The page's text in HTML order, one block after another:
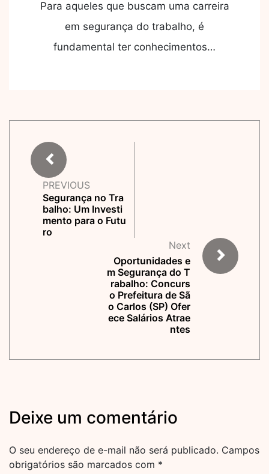
Para aqueles que buscam uma carreira
em segurança do trabalho, é
fundamental ter conhecimentos…
PREVIOUS
Segurança no Tra
balho: Um Investi
mento para o Futu
ro
Next
Oportunidades e
m Segurança do T
rabalho: Concurs
o Prefeitura de Sã
o Carlos (SP) Ofer
ece Salários Atrae
ntes
Deixe um comentário
O seu endereço de e-mail não será publicado. Campos
obrigatórios são marcados com *